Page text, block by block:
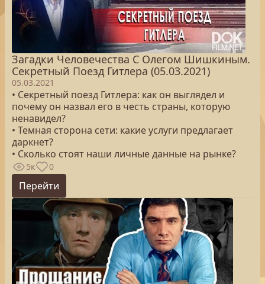
Загадки Человечества С Олегом Шишкиным.
Секретный Поезд Гитлера (05.03.2021)
05.03.2021
• Секретный поезд Гитлера: как он выглядел и
почему он назвал его в честь страны, которую
ненавидел?
• Темная сторона сети: какие услуги предлагает
даркнет?
• Сколько стоят наши личные данные на рынке?
5к 0
Перейти